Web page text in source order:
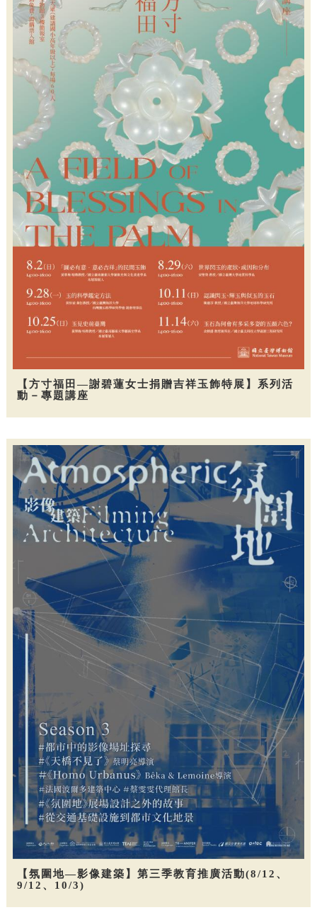
【方寸福田—謝碧蓮女士捐贈吉祥玉飾特展】系列活
動－專題講座
【氛圍地—影像建築】第三季教育推廣活動(8/12、
9/12、10/3)